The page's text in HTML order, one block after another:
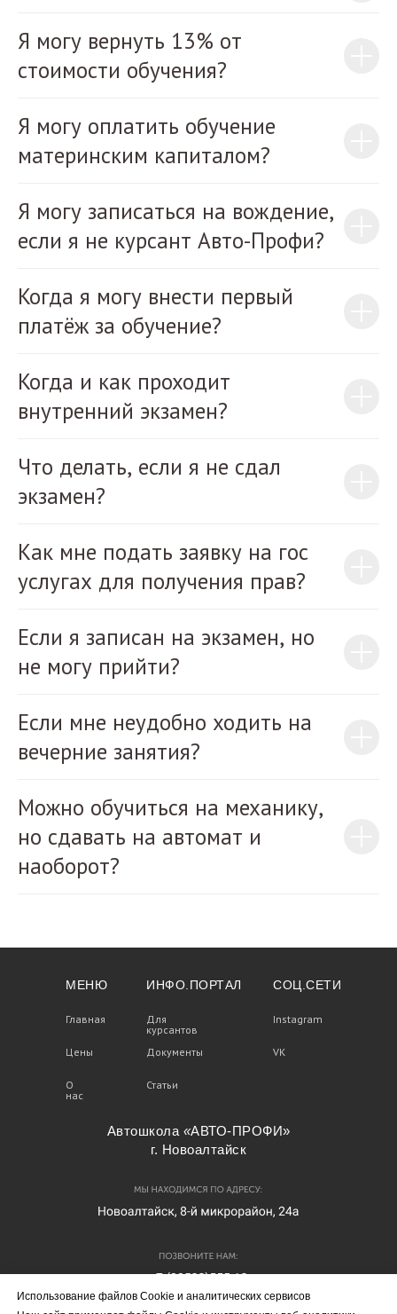
Я могу вернуть 13% от
стоимости обучения?
Я могу оплатить обучение
материнским капиталом?
Я могу записаться на вождение,
если я не курсант Авто-Профи?
Когда я могу внести первый
платёж за обучение?
Когда и как проходит
внутренний экзамен?
Что делать, если я не сдал
экзамен?
Как мне подать заявку на гос
услугах для получения прав?
Если я записан на экзамен, но
не могу прийти?
Если мне неудобно ходить на
вечерние занятия?
Можно обучиться на механику,
но сдавать на автомат и
наоборот?
Автошкола «АВТО-ПРОФИ»
г. Новоалтайск
МЕНЮ
Главная
Цены
О
нас
ИНФО.ПОРТАЛ
Для
курсантов
Документы
Статьи
СОЦ.СЕТИ
Instagram
VK
Главная
Цены
О
нас
Для
курсантов
Документы
Статьи
Instagram
VK
Использование файлов Cookie и аналитических сервисов